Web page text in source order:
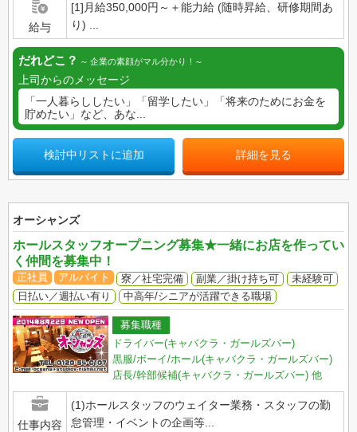
給与
[1]月給350,000円～＋能力給 (随時昇給、研修期間あ
り) ...
だれどこ？ 企業の素顔がマル分かり！
上司からのメッセージ
「一人暮らししたい」「留学したい」「将来のためにお金を
貯めたい」など、あな...
検討中リストに追加 詳細を見る
オーシャンズ
ホールスタッフオープニング募集★一緒にお店を作ってい
く仲間を募集中！
正社員 アルバイト 寮／社宅完備 副業／掛け持ち可
未経験可
日払い／週払い有り
中高年/シニアが活躍できる職場
募集職種
ドライバー(キャバクラ・ガールズバー)
黒服/ボーイ/ホール(キャバクラ・ガールズバー)
店長/幹部候補(キャバクラ・ガールズバー) 他
仕事内容
(1)ホールスタッフのウェイター業務・スタッフの勤
怠管理・イベントの企画等...